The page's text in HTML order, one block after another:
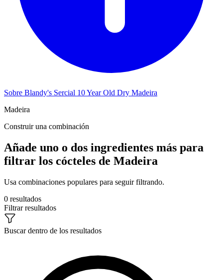
Sobre Blandy's Sercial 10 Year Old Dry Madeira
Madeira
Construir una combinación
Añade uno o dos ingredientes más para
filtrar los cócteles de Madeira
Usa combinaciones populares para seguir filtrando.
0 resultados
Filtrar resultados
Buscar dentro de los resultados